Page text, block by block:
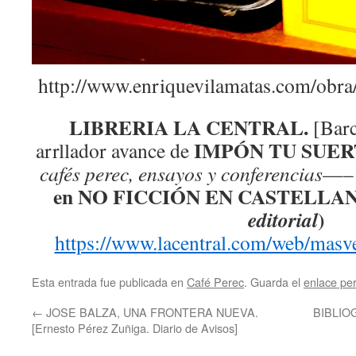
http://www.enriquevilamatas.com/
LIBRERIA LA CENTRAL.
arrllador avance deIMPÓN TU
cafés perec, ensayos y conferencias
en NO FICCIÓN EN
editorial)
https://www.lacentral.com/web/
Esta entrada fue publicada en Café Perec. Guarda el enlace
← JOSE BALZA, UNA FRONTERA NUEVA.
[Ernesto Pérez Zuñiga. Diario de Avisos]